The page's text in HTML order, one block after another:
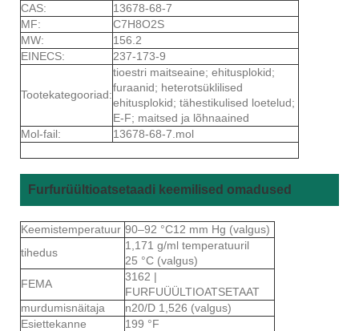
CAS:
13678-68-7
MF:
C7H8O2S
MW:
156.2
EINECS:
237-173-9
Tootekategooriad:
tioestri maitseaine; ehitusplokid;
furaanid; heterotsüklilised
ehitusplokid; tähestikulised loetelud;
E-F; maitsed ja lõhnaained
Mol-fail:
13678-68-7.mol
Furfurüültioatsetaadi keemilised omadused
Keemistemperatuur 90–92 °C12 mm Hg (valgus)
tihedus
1,171 g/ml temperatuuril
25 °C (valgus)
FEMA
3162 |
FURFUÜÜLTIOATSETAAT
murdumisnäitaja
n20/D 1,526 (valgus)
Esiettekanne
199 °F